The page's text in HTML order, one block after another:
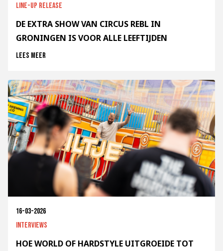
Line-up release
DE EXTRA SHOW VAN CIRCUS REBL IN
GRONINGEN IS VOOR ALLE LEEFTIJDEN
Lees meer
16-03-2026
Interviews
HOE WORLD OF HARDSTYLE UITGROEIDE TOT